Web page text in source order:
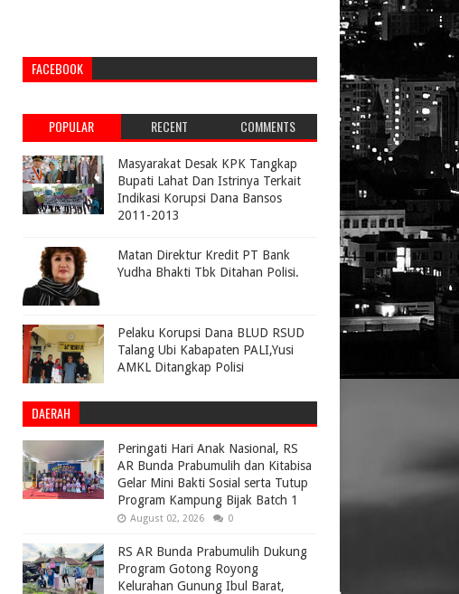
FACEBOOK
POPULAR RECENT COMMENTS
Masyarakat Desak KPK Tangkap
Bupati Lahat Dan Istrinya Terkait
Indikasi Korupsi Dana Bansos
2011-2013
Matan Direktur Kredit PT Bank
Yudha Bhakti Tbk Ditahan Polisi.
Pelaku Korupsi Dana BLUD RSUD
Talang Ubi Kabapaten PALI,Yusi
AMKL Ditangkap Polisi
DAERAH
Peringati Hari Anak Nasional, RS
AR Bunda Prabumulih dan Kitabisa
Gelar Mini Bakti Sosial serta Tutup
Program Kampung Bijak Batch 1
August 02, 2026 0
RS AR Bunda Prabumulih Dukung
Program Gotong Royong
Kelurahan Gunung Ibul Barat,